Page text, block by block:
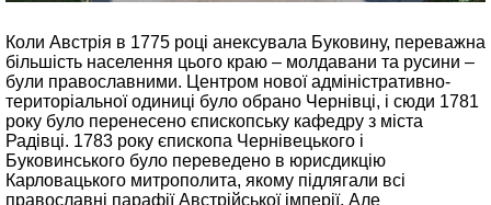
Коли Австрія в 1775 році анексувала Буковину, переважна
більшість населення цього краю – молдавани та русини –
були православними. Центром нової адміністративно-
територіальної одиниці було обрано Чернівці, і сюди 1781
року було перенесено єпископську кафедру з міста
Радівці. 1783 року єпископа Чернівецького і
Буковинського було переведено в юрисдикцію
Карловацького митрополита, якому підлягали всі
православні парафії Австрійської імперії. Але